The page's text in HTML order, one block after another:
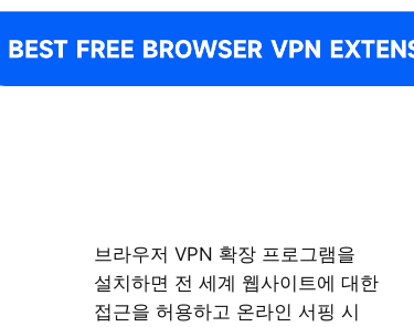
브라우저 VPN 확장 프로그램을
설치하면 전 세계 웹사이트에 대한
접근을 허용하고 온라인 서핑 시